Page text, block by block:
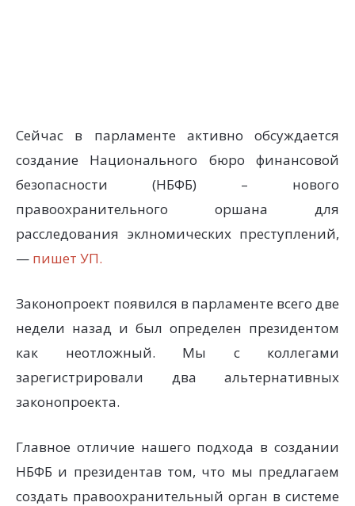
Сейчас в парламенте активно обсуждается
создание Национального бюро финансовой
безопасности (НБФБ) – нового
правоохранительного оршана для
расследования эклномических преступлений,
— пишет УП.
Законопроект появился в парламенте всего две
недели назад и был определен президентом
как неотложный. Мы с коллегами
зарегистрировали два альтернативных
законопроекта.
Главное отличие нашего подхода в создании
НБФБ и президентав том, что мы предлагаем
создать правоохранительный орган в системе